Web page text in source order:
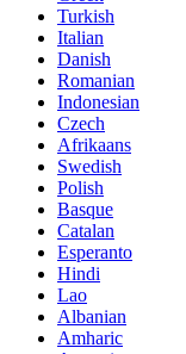
Turkish
Italian
Danish
Romanian
Indonesian
Czech
Afrikaans
Swedish
Polish
Basque
Catalan
Esperanto
Hindi
Lao
Albanian
Amharic